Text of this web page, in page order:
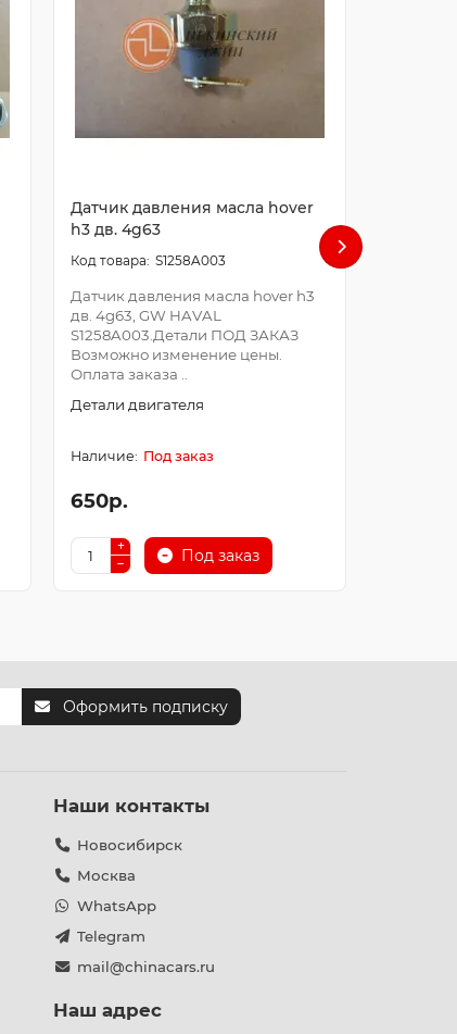
Датчик давления масла hover
h3 дв. 4g63
S1258A003
Датчик давления масла hover h3
дв. 4g63, GW HAVAL
S1258A003.Детали ПОД ЗАКАЗ
Возможно изменение цены.
Оплата заказа ..
Детали двигателя
Под заказ
650р.
Под заказ
Оформить подписку
Наши контакты
Новосибирск
Москва
WhatsApp
Telegram
mail@chinacars.ru
Наш адрес